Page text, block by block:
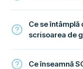
Ce se întâmplă
scrisoarea de
Ce înseamnă